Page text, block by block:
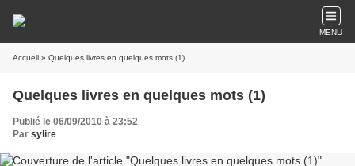
MENU
Accueil » Quelques livres en quelques mots (1)
Quelques livres en quelques mots (1)
Publié le 06/09/2010 à 23:52
Par sylire